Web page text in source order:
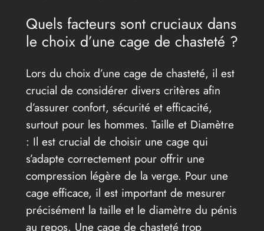
Quels facteurs sont cruciaux dans
le choix d’une cage de chasteté ?
Lors du choix d’une cage de chasteté, il est
crucial de considérer divers critères afin
d’assurer confort, sécurité et efficacité,
surtout pour les hommes. Taille et Diamètre
: Il est crucial de choisir une cage qui
s’adapte correctement pour offrir une
compression légère de la verge. Pour une
cage efficace, il est important de mesurer
précisément la taille et le diamètre du pénis
au repos. Une cage de chasteté trop